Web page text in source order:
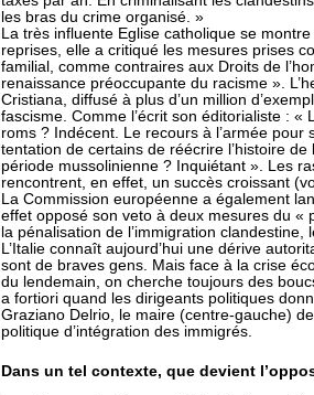
les bras du crime organisé. »
La très influente Eglise catholique se
reprises, elle a critiqué les mesures prises
familial, comme contraires aux Droits de
renaissance préoccupante du racisme ».
Cristiana, diffusé à plus d’un million
fascisme. Comme l’écrit son éditorialiste : «
roms ? Indécent. Le recours à l’armée
tentation de certains de réécrire l’histoire
période mussolinienne ? Inquiétant ». Les
rencontrent, en effet, un succès croissant
La Commission européenne a également
effet opposé son veto à deux mesures du «
la pénalisation de l’immigration
L’Italie connaît aujourd’hui une dérive
sont de braves gens. Mais face à la crise
du lendemain, on cherche toujours des
a fortiori quand les dirigeants politiques
Graziano Delrio, le maire (centre-gauche)
politique d’intégration des immigrés.
Dans un tel contexte, que devient